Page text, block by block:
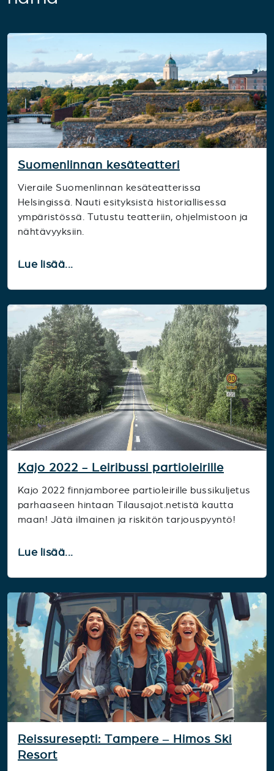
Suomenlinnan kesäteatteri
Vieraile Suomenlinnan kesäteatterissa
Helsingissä. Nauti esityksistä historiallisessa
ympäristössä. Tutustu teatteriin, ohjelmistoon ja
nähtävyyksiin.
Lue lisää...
Kajo 2022 - Leiribussi partioleirille
Kajo 2022 finnjamboree partioleirille bussikuljetus
parhaaseen hintaan Tilausajot.netistä kautta
maan! Jätä ilmainen ja riskitön tarjouspyyntö!
Lue lisää...
Reissuresepti: Tampere – Himos Ski
Resort